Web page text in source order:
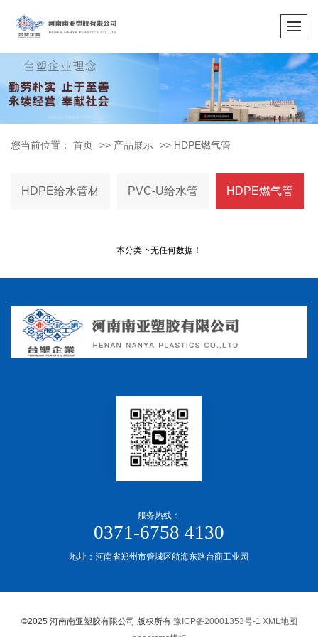
您当前位置： 首页 >> 产品展示 >> HDPE燃气管
HDPE给水管材 PVC-U给水管 HDPE燃气管
本分类下无任何数据！
服务热线：
0371-6758 4130
地址：河南省郑州市管城区航海东路台商工业园
©2025 河南南亚塑胶有限公司 版权所有 豫ICP备20001353号-1 XML地图